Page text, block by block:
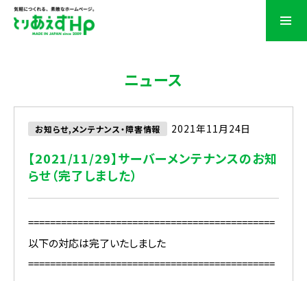
ニュース
お知らせ,メンテナンス・障害情報 2021年11月24日
【2021/11/29】サーバーメンテナンスのお知
らせ（完了しました）
=============================================
以下の対応は完了いたしました
=============================================